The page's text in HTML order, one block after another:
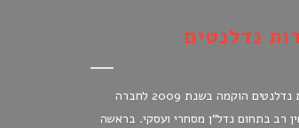
נדלנטים
חברת נדלנטים הוקמה בשנת 2009 לחברה
רב בתחום נדל"ן מסחרי ועסקי. בראשה